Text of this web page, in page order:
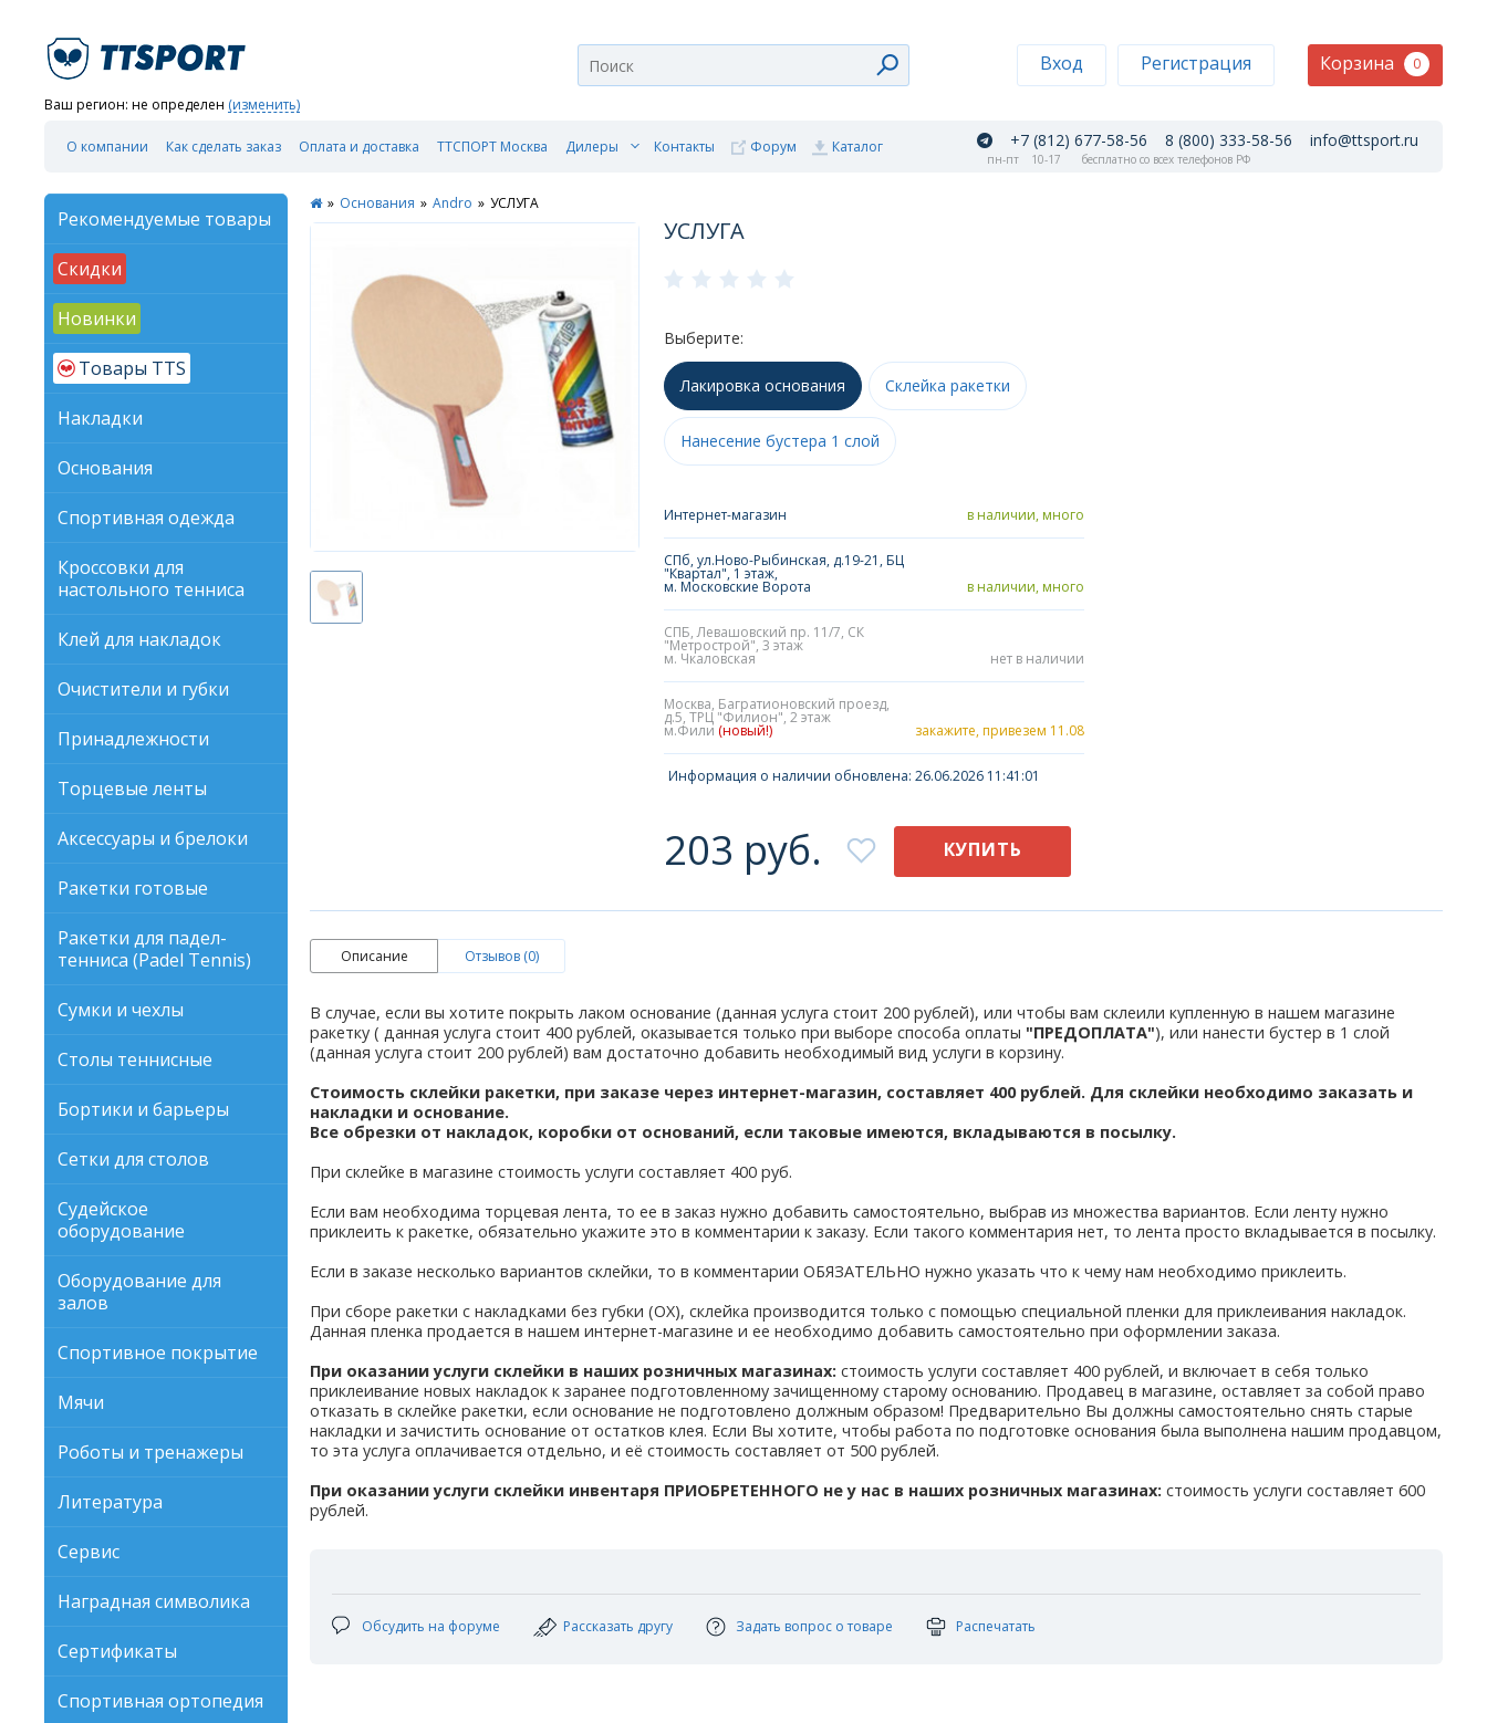
Ваш регион: не определен (изменить)
Вход Регистрация Корзина 0
О компании Как сделать заказ Оплата и доставка ТТСПОРТ Москва Дилеры Контакты Форум Каталог +7 (812) 677-58-56 8 (800) 333-58-56 info@ttsport.ru
пн-пт 10-17 бесплатно со всех телефонов РФ
Рекомендуемые товары
Скидки
Новинки
Товары TTS
Накладки
Основания
Спортивная одежда
Кроссовки для
настольного тенниса
Клей для накладок
Очистители и губки
Принадлежности
Торцевые ленты
Аксессуары и брелоки
Ракетки готовые
Ракетки для падел-
тенниса (Padel Tennis)
Сумки и чехлы
Столы теннисные
Бортики и барьеры
Сетки для столов
Судейское
оборудование
Оборудование для
залов
Спортивное покрытие
Мячи
Роботы и тренажеры
Литература
Сервис
Наградная символика
Сертификаты
Спортивная ортопедия
» Основания » Andro » УСЛУГА
УСЛУГА
Выберите:
Лакировка основания Склейка ракетки
Нанесение бустера 1 слой
Интернет-магазин в наличии, много
СПб, ул.Ново-Рыбинская, д.19-21, БЦ
"Квартал", 1 этаж,
м. Московские Ворота в наличии, много
СПБ, Левашовский пр. 11/7, СК
"Метрострой", 3 этаж
м. Чкаловская нет в наличии
Москва, Багратионовский проезд,
д.5, ТРЦ "Филион", 2 этаж
м.Фили (новый!) закажите, привезем 11.08
Информация о наличии обновлена: 26.06.2026 11:41:01
203 руб. КУПИТЬ
Описание Отзывов (0)
В случае, если вы хотите покрыть лаком основание (данная услуга стоит 200 рублей), или чтобы вам склеили купленную в нашем магазине
ракетку ( данная услуга стоит 400 рублей, оказывается только при выборе способа оплаты "ПРЕДОПЛАТА"), или нанести бустер в 1 слой
(данная услуга стоит 200 рублей) вам достаточно добавить необходимый вид услуги в корзину.
Стоимость склейки ракетки, при заказе через интернет-магазин, составляет 400 рублей. Для склейки необходимо заказать и
накладки и основание.
Все обрезки от накладок, коробки от оснований, если таковые имеются, вкладываются в посылку.
При склейке в магазине стоимость услуги составляет 400 руб.
Если вам необходима торцевая лента, то ее в заказ нужно добавить самостоятельно, выбрав из множества вариантов. Если ленту нужно
приклеить к ракетке, обязательно укажите это в комментарии к заказу. Если такого комментария нет, то лента просто вкладывается в посылку.
Если в заказе несколько вариантов склейки, то в комментарии ОБЯЗАТЕЛЬНО нужно указать что к чему нам необходимо приклеить.
При сборе ракетки с накладками без губки (ОХ), склейка производится только с помощью специальной пленки для приклеивания накладок.
Данная пленка продается в нашем интернет-магазине и ее необходимо добавить самостоятельно при оформлении заказа.
При оказании услуги склейки в наших розничных магазинах: стоимость услуги составляет 400 рублей, и включает в себя только
приклеивание новых накладок к заранее подготовленному зачищенному старому основанию. Продавец в магазине, оставляет за собой право
отказать в склейке ракетки, если основание не подготовлено должным образом! Предварительно Вы должны самостоятельно снять старые
накладки и зачистить основание от остатков клея. Если Вы хотите, чтобы работа по подготовке основания была выполнена нашим продавцом,
то эта услуга оплачивается отдельно, и её стоимость составляет от 500 рублей.
При оказании услуги склейки инвентаря ПРИОБРЕТЕННОГО не у нас в наших розничных магазинах: стоимость услуги составляет 600
рублей.
Обсудить на форуме Рассказать другу Задать вопрос о товаре Распечатать